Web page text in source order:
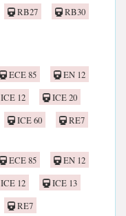
RB27
RB30
ECE 85
EN 12
ICE 12
ICE 20
ICE 60
RE7
ECE 85
EN 12
ICE 12
ICE 13
RE7